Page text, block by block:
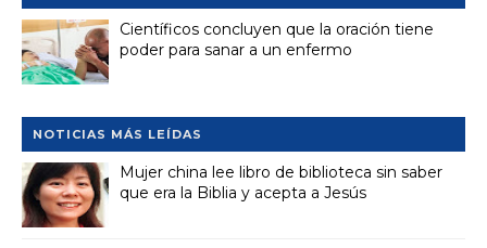
Científicos concluyen que la oración tiene
poder para sanar a un enfermo
NOTICIAS MÁS LEÍDAS
Mujer china lee libro de biblioteca sin saber
que era la Biblia y acepta a Jesús